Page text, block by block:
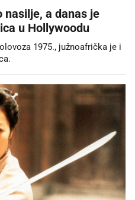
nasilje, a danas je
u Hollywoodu
1975., južnoafrička je i